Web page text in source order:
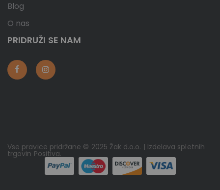
Blog
O nas
PRIDRUŽI SE NAM
Vse pravice pridržane © 2025 Žak d.o.o. | Izdelava spletnih
trgovin Positiva.